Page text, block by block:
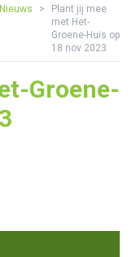
Nieuws >
Plant jij mee
met Het-
Groene-Huis op
18 nov 2023
Groene-